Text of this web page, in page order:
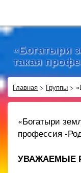
«Богатыри
такая
Главная > Группы >
«Богатыри
профессия -
УВАЖАЕМЫЕ